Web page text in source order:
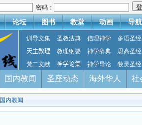
密码：
论坛 图书 教堂 动画 导航
训导文集 圣教法典 信理神学
多语圣经
天主教理
教理纲要 神学辞典
思高圣经
梵二文献
神学论集 神学导论 牧灵圣经
国内教闻 圣座动态 海外华人 社
国内教闻